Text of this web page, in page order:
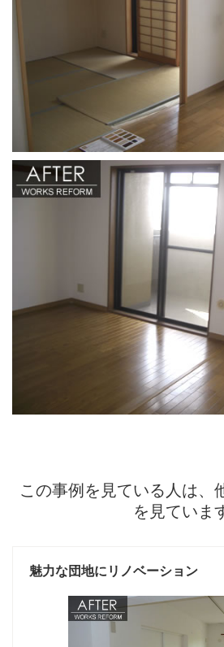
この事例を見ている人は、
を見ていま
魅力な団地にリノベーション